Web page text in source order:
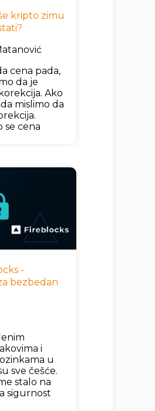
kripto zimu
cena pada,
da je
Ako
mislimo da
se cena
-
bezbedan
i
u
sve češće.
stalo na
sigurnost